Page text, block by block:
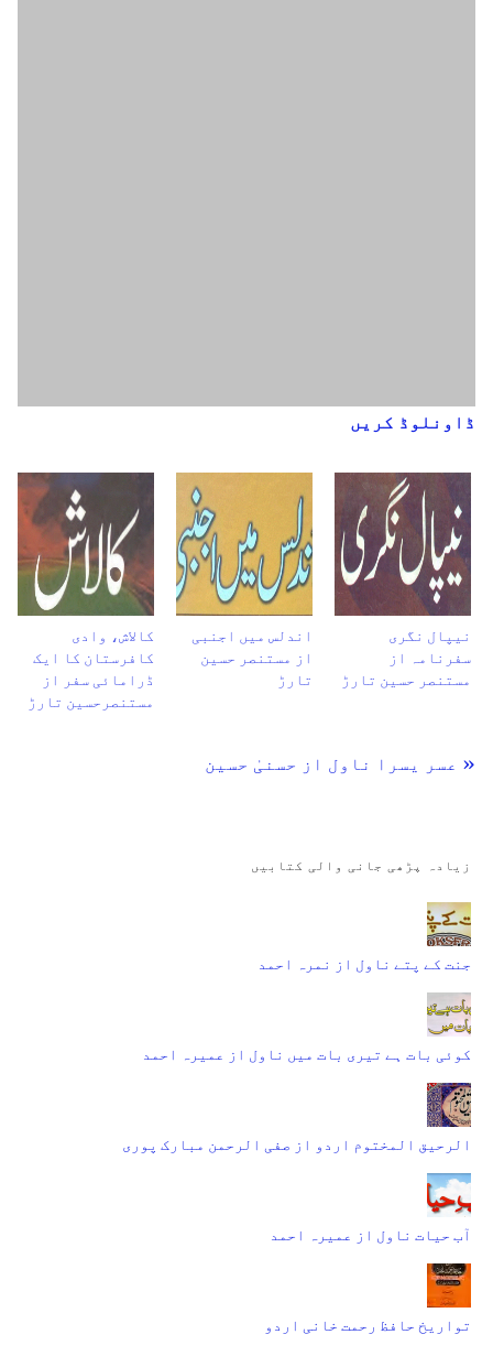
ڈاونلوڈ کریں
کالاش، وادی
کافرستان کا ایک
ڈرامائی سفر از
مستنصرحسین تارڑ
اندلس میں اجنبی
از مستنصر حسین
تارڑ
نیپال نگری
سفرنامہ از
مستنصر حسین تارڑ
« عسر یسرا ناول از حسنیٰ حسین
زیادہ پڑھی جانی والی کتابیں
جنت کے پتے ناول از نمرہ احمد
کوئی بات ہے تیری بات میں ناول از عمیرہ احمد
الرحیق المختوم اردو از صفی الرحمن مبارک پوری
آب حیات ناول از عمیرہ احمد
تواریخ حافظ رحمت خانی اردو